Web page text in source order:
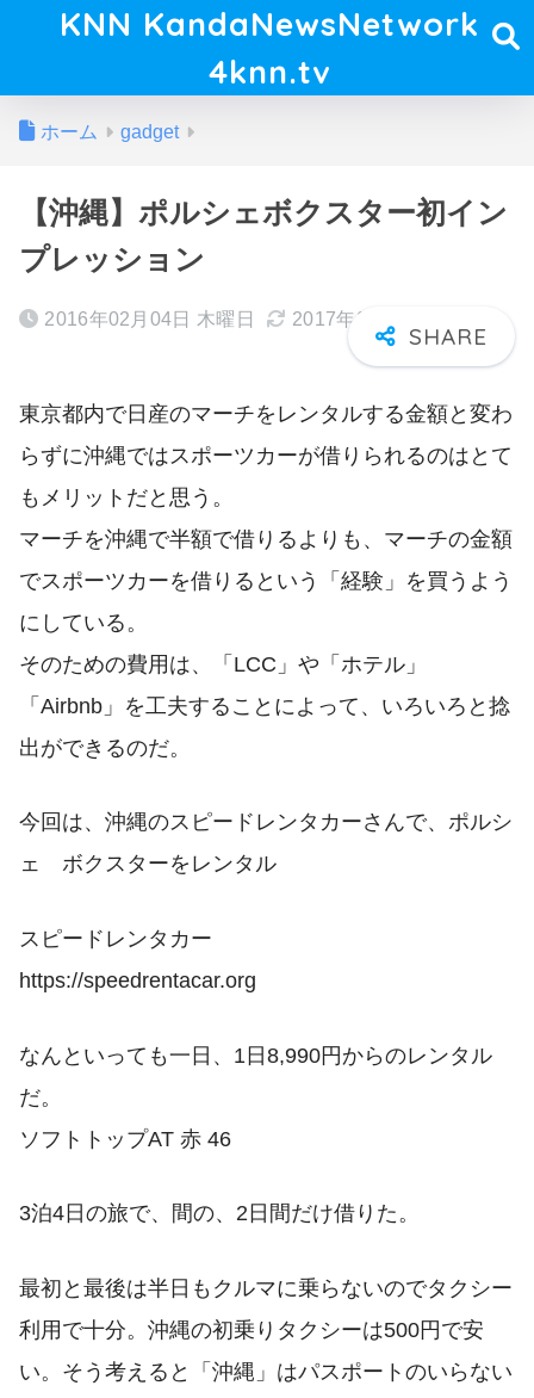
KNN KandaNewsNetwork
4knn.tv
ホーム gadget
【沖縄】ポルシェボクスター初イン
プレッション
2016年02月04日 木曜日 2017年01月20日 金曜日
東京都内で日産のマーチをレンタルする金額と変わ
らずに沖縄ではスポーツカーが借りられるのはとて
もメリットだと思う。
マーチを沖縄で半額で借りるよりも、マーチの金額
でスポーツカーを借りるという「経験」を買うよう
にしている。
そのための費用は、「LCC」や「ホテル」
「Airbnb」を工夫することによって、いろいろと捻
出ができるのだ。
今回は、沖縄のスピードレンタカーさんで、ポルシ
ェ ボクスターをレンタル
スピードレンタカー
https://speedrentacar.org
なんといっても一日、1日8,990円からのレンタル
だ。
ソフトトップAT 赤 46
3泊4日の旅で、間の、2日間だけ借りた。
最初と最後は半日もクルマに乗らないのでタクシー
利用で十分。沖縄の初乗りタクシーは500円で安
い。そう考えると「沖縄」はパスポートのいらない